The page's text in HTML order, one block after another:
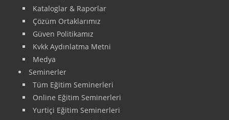
Kataloglar & Raporlar
Çözüm Ortaklarımız
Güven Politikamız
Kvkk Aydınlatma Metni
Medya
Seminerler
Tüm Eğitim Seminerleri
Online Eğitim Seminerleri
Yurtiçi Eğitim Seminerleri